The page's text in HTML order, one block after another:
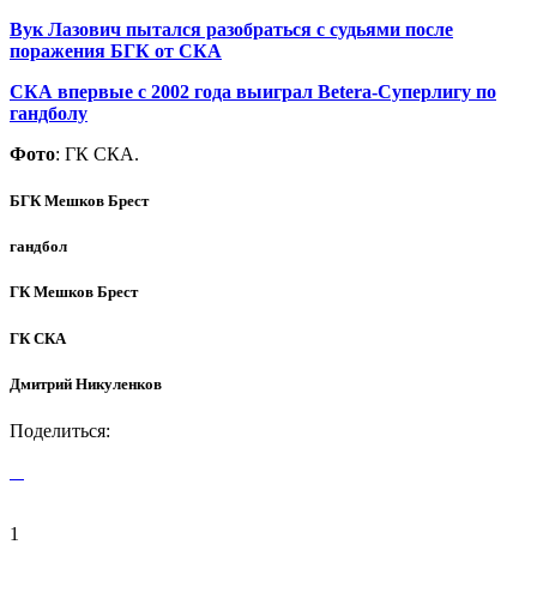
Вук Лазович пытался разобраться с судьями после
поражения БГК от СКА
СКА впервые с 2002 года выиграл Betera-Суперлигу по
гандболу
Фото: ГК СКА.
БГК Мешков Брест
гандбол
ГК Мешков Брест
ГК СКА
Дмитрий Никуленков
Поделиться:
1